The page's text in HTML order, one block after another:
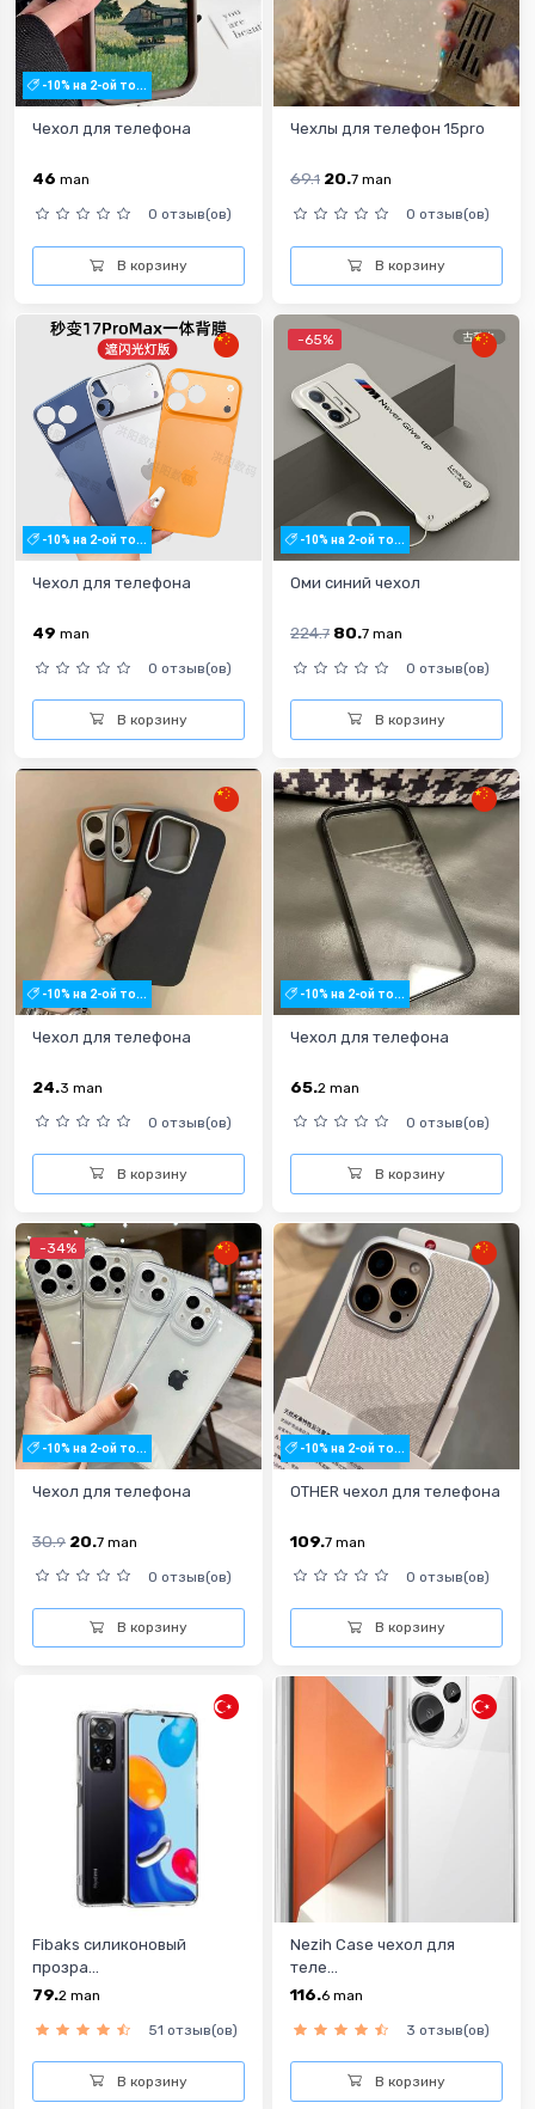
-10% на 2-ой то...
Чехол для телефона
46 man
0 отзыв(ов)
В корзину
Чехлы для телефон 15pro
69.1 20.7 man
0 отзыв(ов)
В корзину
-10% на 2-ой то...
Чехол для телефона
49 man
0 отзыв(ов)
В корзину
-65%
-10% на 2-ой то...
Оми синий чехол
224.7 80.7 man
0 отзыв(ов)
В корзину
-10% на 2-ой то...
Чехол для телефона
24.3 man
0 отзыв(ов)
В корзину
-10% на 2-ой то...
Чехол для телефона
65.2 man
0 отзыв(ов)
В корзину
-34%
-10% на 2-ой то...
Чехол для телефона
30.9 20.7 man
0 отзыв(ов)
В корзину
-10% на 2-ой то...
OTHER чехол для телефона
109.7 man
0 отзыв(ов)
В корзину
Fibaks силиконовый
прозра...
79.2 man
51 отзыв(ов)
В корзину
Nezih Case чехол для
теле...
116.6 man
3 отзыв(ов)
В корзину